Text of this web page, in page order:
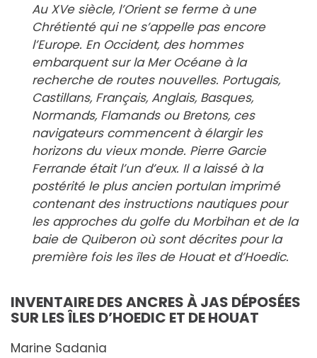
Au XVe siècle, l’Orient se ferme à une
Chrétienté qui ne s’appelle pas encore
l’Europe. En Occident, des hommes
embarquent sur la Mer Océane à la
recherche de routes nouvelles. Portugais,
Castillans, Français, Anglais, Basques,
Normands, Flamands ou Bretons, ces
navigateurs commencent à élargir les
horizons du vieux monde. Pierre Garcie
Ferrande était l’un d’eux. Il a laissé à la
postérité le plus ancien portulan imprimé
contenant des instructions nautiques pour
les approches du golfe du Morbihan et de la
baie de Quiberon où sont décrites pour la
première fois les îles de Houat et d’Hoedic.
INVENTAIRE DES ANCRES À JAS DÉPOSÉES
SUR LES ÎLES D’HOEDIC ET DE HOUAT
Marine Sadania